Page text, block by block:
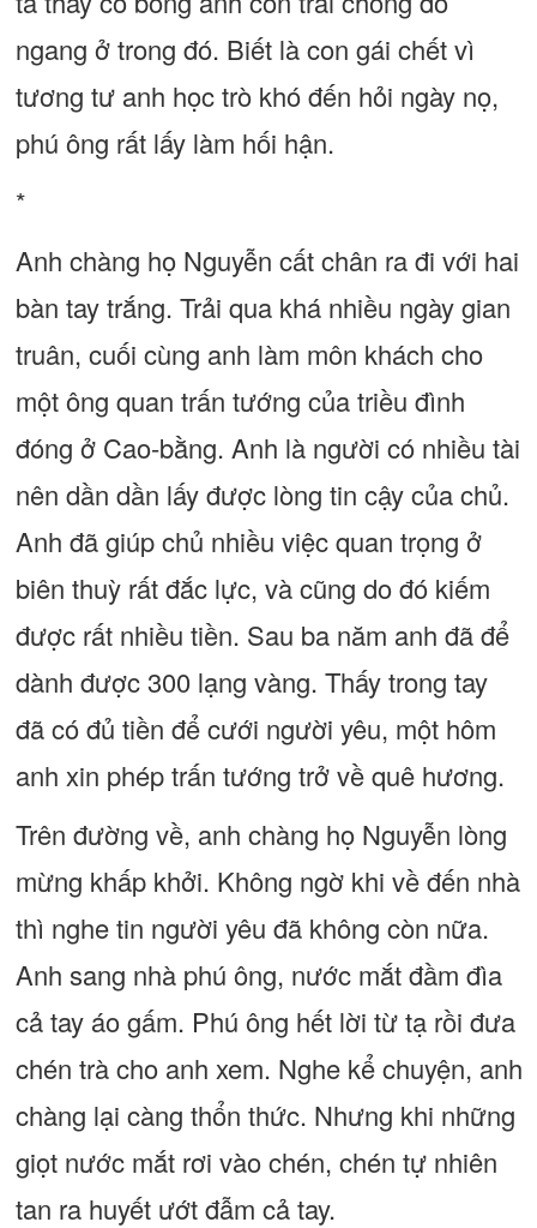
ngang ở trong đó. Biết là con gái chết vì
tương tư anh học trò khó đến hỏi ngày nọ,
phú ông rất lấy làm hối hận.
*
Anh chàng họ Nguyễn cất chân ra đi với hai
bàn tay trắng. Trải qua khá nhiều ngày gian
truân, cuối cùng anh làm môn khách cho
một ông quan trấn tướng của triều đình
đóng ở Cao-bằng. Anh là người có nhiều tài
nên dần dần lấy được lòng tin cậy của chủ.
Anh đã giúp chủ nhiều việc quan trọng ở
biên thuỳ rất đắc lực, và cũng do đó kiếm
được rất nhiều tiền. Sau ba năm anh đã để
dành được 300 lạng vàng. Thấy trong tay
đã có đủ tiền để cưới người yêu, một hôm
anh xin phép trấn tướng trở về quê hương.
Trên đường về, anh chàng họ Nguyễn lòng
mừng khấp khởi. Không ngờ khi về đến nhà
thì nghe tin người yêu đã không còn nữa.
Anh sang nhà phú ông, nước mắt đầm đìa
cả tay áo gấm. Phú ông hết lời từ tạ rồi đưa
chén trà cho anh xem. Nghe kể chuyện, anh
chàng lại càng thổn thức. Nhưng khi những
giọt nước mắt rơi vào chén, chén tự nhiên
tan ra huyết ướt đẫm cả tay.